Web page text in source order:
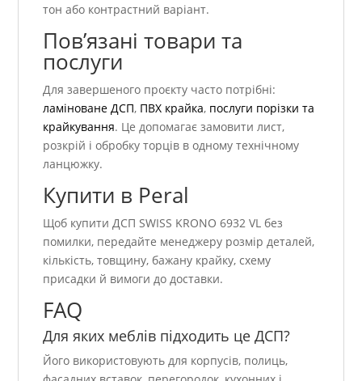
тон або контрастний варіант.
Пов’язані товари та
послуги
Для завершеного проєкту часто потрібні:
ламіноване ДСП, ПВХ крайка, послуги порізки та
крайкування. Це допомагає замовити лист,
розкрій і обробку торців в одному технічному
ланцюжку.
Купити в Peral
Щоб купити ДСП SWISS KRONO 6932 VL без
помилки, передайте менеджеру розмір деталей,
кількість, товщину, бажану крайку, схему
присадки й вимоги до доставки.
FAQ
Для яких меблів підходить це ДСП?
Його використовують для корпусів, полиць,